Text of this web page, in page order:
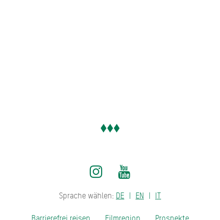
Sprache wählen: DE EN IT
Barrierefrei reisen Filmregion Prospekte